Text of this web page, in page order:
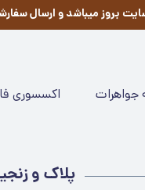
بروز میباشد و ارسال
جواهرات اکسسوری
پلاک و